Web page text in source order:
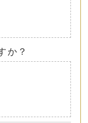
か？